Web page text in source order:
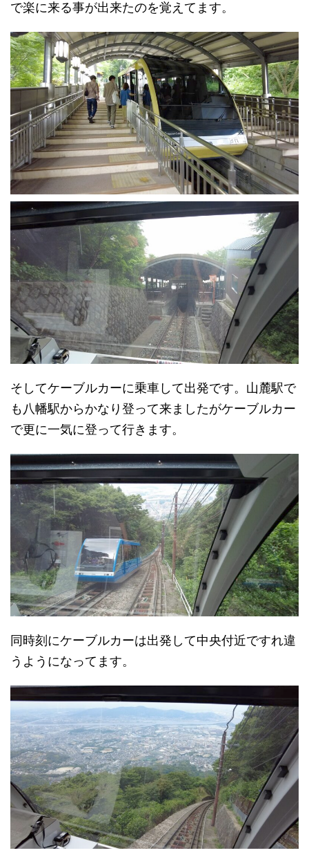
で楽に来る事が出来たのを覚えてます。
そしてケーブルカーに乗車して出発です。山麓駅で
も八幡駅からかなり登って来ましたがケーブルカー
で更に一気に登って行きます。
同時刻にケーブルカーは出発して中央付近ですれ違
うようになってます。